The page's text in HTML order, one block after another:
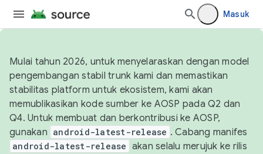
Masuk
Mulai tahun 2026, untuk menyelaraskan dengan model
pengembangan stabil trunk kami dan memastikan
stabilitas platform untuk ekosistem, kami akan
memublikasikan kode sumber ke AOSP pada Q2 dan
Q4. Untuk membuat dan berkontribusi ke AOSP,
gunakan android-latest-release . Cabang manifes
android-latest-release akan selalu merujuk ke rilis